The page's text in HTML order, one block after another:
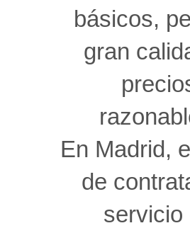
básicos,
gran
En Madrid,
de
servicio